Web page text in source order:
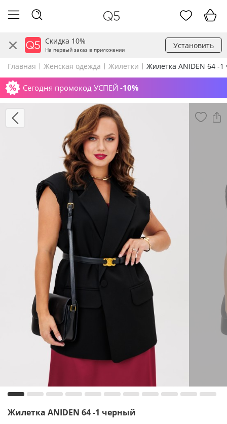
Скидка 10%
На первый заказ в приложении Установить
Главная Женская одежда Жилетки Жилетка ANIDEN 64 -
Сегодня промокод УСПЕЙ -10%
Жилетка ANIDEN 64 -1 черный